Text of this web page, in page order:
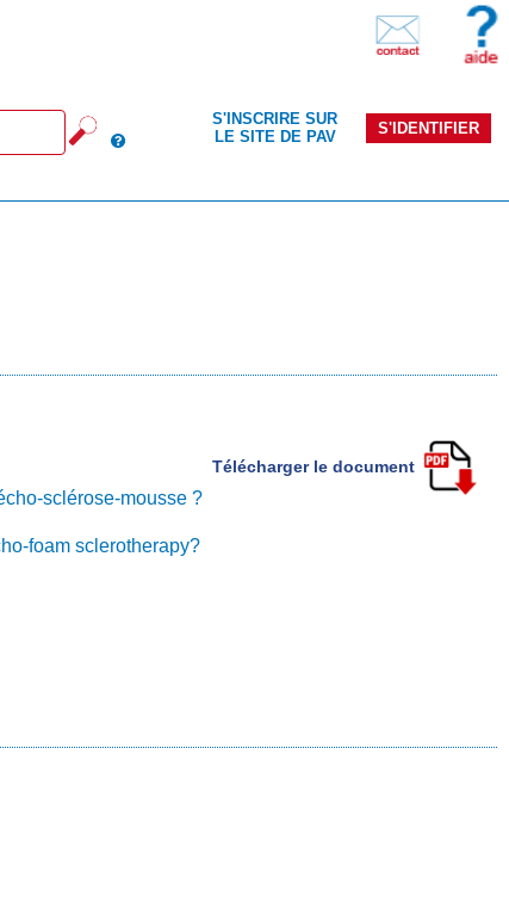
S'INSCRIRE SUR
LE SITE DE PAV
S'IDENTIFIER
Télécharger le document
sclérose-mousse ?
foam sclerotherapy?